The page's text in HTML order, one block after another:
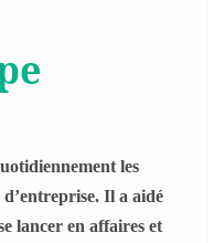
les
Il a aidé
lancer en affaires et